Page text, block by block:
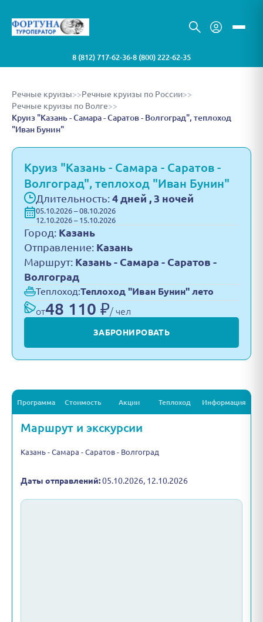
8 (812) 717-62-36•8 (800) 222-62-35
Речные круизы>>Речные круизы по России>>
Речные круизы по Волге>>
Круиз "Казань - Самара - Саратов - Волгоград", теплоход
"Иван Бунин"
Круиз "Казань - Самара - Саратов -
Волгоград", теплоход "Иван Бунин"
Длительность: 4 дней , 3 ночей
05.10.2026 – 08.10.2026
12.10.2026 – 15.10.2026
Город: Казань
Отправление: Казань
Маршрут: Казань - Самара - Саратов -
Волгоград
Теплоход:Теплоход "Иван Бунин" лето
от48 110 ₽/ чел
ЗАБРОНИРОВАТЬ
Программа Стоимость Акции Теплоход Информация
Маршрут и экскурсии
Казань - Самара - Саратов - Волгоград
Даты отправлений:05.10.2026, 12.10.2026